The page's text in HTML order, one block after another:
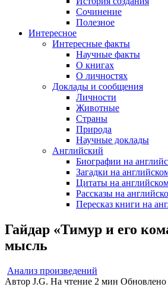
Сочинение
Полезное
Интересное
Интересные факты
Научные факты
О книгах
О личностях
Доклады и сообщения
Личности
Животные
Страны
Природа
Научные доклады
Английский
Биографии на
Загадки на
Цитаты на
Рассказы на
Пересказ книги на
Гайдар «Тимур и его
мысль
Анализ произведений
Автор J.G. На чтение 2 мин Обновлено